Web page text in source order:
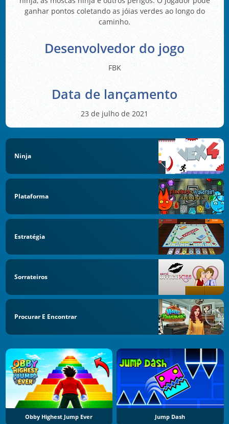
ganhar pontos coletando as jóias verdes ao longo do
caminho.
Desenvolvedor do jogo
FBK
Data de lançamento
23 de julho de 2021
Ninja
Plataforma
Estratégia
Sorrateiros
Procurar E Encontrar
Obby Highest Jump Ever Jump Dash